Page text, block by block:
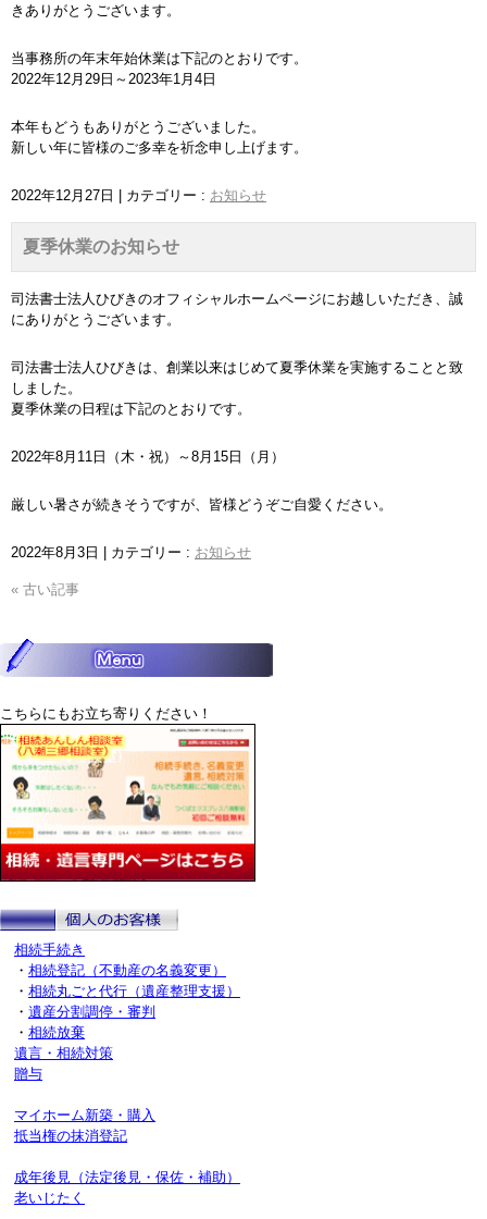
きありがとうございます。
当事務所の年末年始休業は下記のとおりです。
2022年12月29日～2023年1月4日
本年もどうもありがとうございました。
新しい年に皆様のご多幸を祈念申し上げます。
2022年12月27日 カテゴリー : お知らせ
夏季休業のお知らせ
司法書士法人ひびきのオフィシャルホームページにお越しいただき、誠
にありがとうございます。
司法書士法人ひびきは、創業以来はじめて夏季休業を実施することと致
しました。
夏季休業の日程は下記のとおりです。
2022年8月11日（木・祝）～8月15日（月）
厳しい暑さが続きそうですが、皆様どうぞご自愛ください。
2022年8月3日 カテゴリー : お知らせ
« 古い記事
こちらにもお立ち寄りください！
相続手続き
・ 相続登記（不動産の名義変更）
・ 相続丸ごと代行（遺産整理支援）
・ 遺産分割調停・審判
・ 相続放棄
遺言・相続対策
贈与
マイホーム新築・購入
抵当権の抹消登記
成年後見（法定後見・保佐・補助）
老いじたく